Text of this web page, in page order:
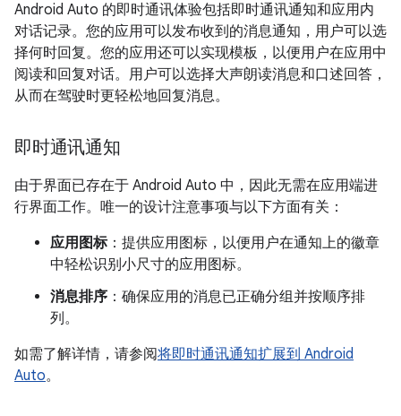
Android Auto 的即时通讯体验包括即时通讯通知和应用内
对话记录。您的应用可以发布收到的消息通知，用户可以选
择何时回复。您的应用还可以实现模板，以便用户在应用中
阅读和回复对话。用户可以选择大声朗读消息和口述回答，
从而在驾驶时更轻松地回复消息。
即时通讯通知
由于界面已存在于 Android Auto 中，因此无需在应用端进
行界面工作。唯一的设计注意事项与以下方面有关：
应用图标：提供应用图标，以便用户在通知上的徽章
中轻松识别小尺寸的应用图标。
消息排序 ：确保应用的消息已正确分组并按顺序排
列。
如需了解详情，请参阅将即时通讯通知扩展到 Android
Auto。